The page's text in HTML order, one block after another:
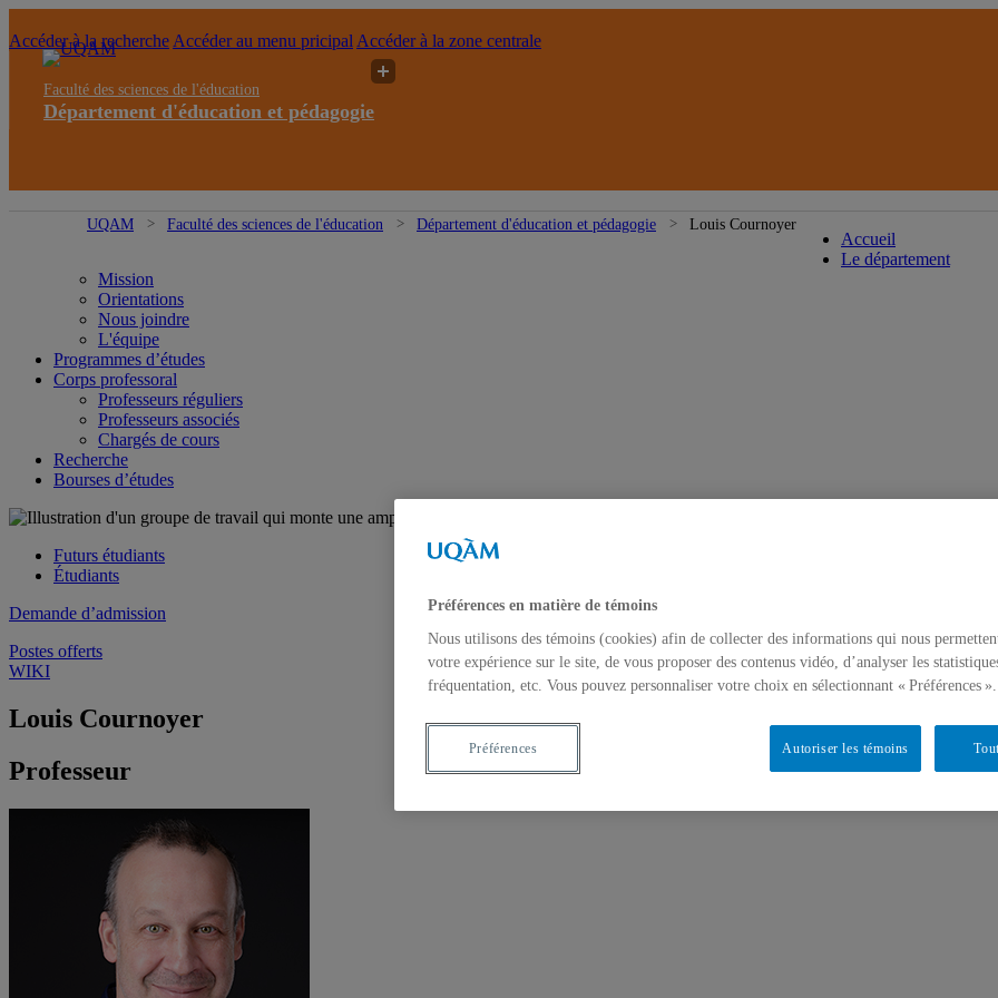
Accéder à la recherche Accéder au menu pricipal Accéder à la zone centrale
Faculté des sciences de l'éducation
Département d'éducation et pédagogie
UQAM Faculté des sciences de l'éducation Département d'éducation et pédagogie Louis Cournoyer
Accueil
Le département
Mission
Orientations
Nous joindre
L'équipe
Programmes d’études
Corps professoral
Professeurs réguliers
Professeurs associés
Chargés de cours
Recherche
Bourses d’études
Futurs étudiants
Étudiants
Demande d’admission
Postes offerts
WIKI
Louis Cournoyer
Professeur
Préférences en matière de témoins
Nous utilisons des témoins (cookies) afin de collecter des informations qui nous
votre expérience sur le site, de vous proposer des contenus vidéo, d’analyser les
fréquentation, etc. Vous pouvez personnaliser votre choix en sélectionnant « Préférences ».
Autoriser les témoins
Préférences